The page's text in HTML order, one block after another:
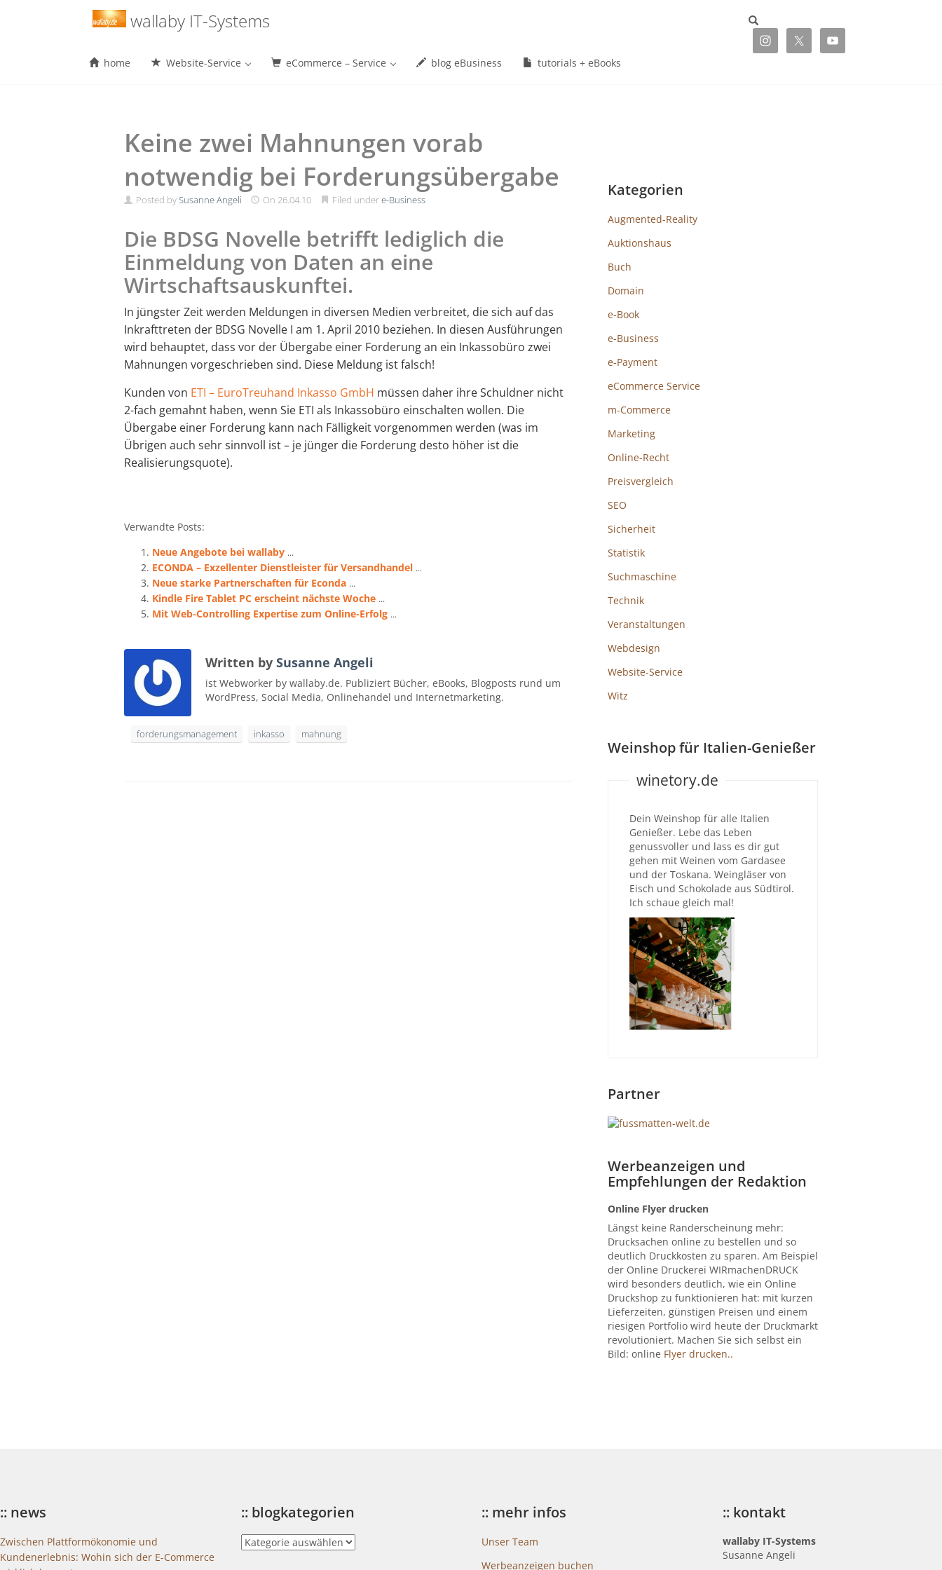
wallaby IT-Systems
Menu
home Website-Service eCommerce – Service blog eBusiness tutorials + eBooks
Keine zwei Mahnungen vorab
notwendig bei Forderungsübergabe
Posted bySusanne Angeli On 26.04.10 Filed undere-Business
Die BDSG Novelle betrifft lediglich die
Einmeldung von Daten an eine
Wirtschaftsauskunftei.
In jüngster Zeit werden Meldungen in diversen Medien verbreitet, die sich auf das
Inkrafttreten der BDSG Novelle I am 1. April 2010 beziehen. In diesen Ausführungen
wird behauptet, dass vor der Übergabe einer Forderung an ein Inkassobüro zwei
Mahnungen vorgeschrieben sind. Diese Meldung ist falsch!
Kunden von ETI – EuroTreuhand Inkasso GmbH müssen daher ihre Schuldner nicht
2-fach gemahnt haben, wenn Sie ETI als Inkassobüro einschalten wollen. Die
Übergabe einer Forderung kann nach Fälligkeit vorgenommen werden (was im
Übrigen auch sehr sinnvoll ist – je jünger die Forderung desto höher ist die
Realisierungsquote).
Verwandte Posts:
Neue Angebote bei wallaby ...
ECONDA – Exzellenter Dienstleister für Versandhandel ...
Neue starke Partnerschaften für Econda ...
Kindle Fire Tablet PC erscheint nächste Woche ...
Mit Web-Controlling Expertise zum Online-Erfolg ...
Written by Susanne Angeli
ist Webworker by wallaby.de. Publiziert Bücher, eBooks, Blogposts rund um
WordPress, Social Media, Onlinehandel und Internetmarketing.
forderungsmanagement inkasso mahnung
Kategorien
Augmented-Reality
Auktionshaus
Buch
Domain
e-Book
e-Business
e-Payment
eCommerce Service
m-Commerce
Marketing
Online-Recht
Preisvergleich
SEO
Sicherheit
Statistik
Suchmaschine
Technik
Veranstaltungen
Webdesign
Website-Service
Witz
Weinshop für Italien-Genießer
winetory.de
Dein Weinshop für alle Italien
Genießer. Lebe das Leben
genussvoller und lass es dir gut
gehen mit Weinen vom Gardasee
und der Toskana. Weingläser von
Eisch und Schokolade aus Südtirol.
Ich schaue gleich mal!
Partner
Werbeanzeigen und
Empfehlungen der Redaktion
Online Flyer drucken
Längst keine Randerscheinung mehr:
Drucksachen online zu bestellen und so
deutlich Druckkosten zu sparen. Am Beispiel
der Online Druckerei WIRmachenDRUCK
wird besonders deutlich, wie ein Online
Druckshop zu funktionieren hat: mit kurzen
Lieferzeiten, günstigen Preisen und einem
riesigen Portfolio wird heute der Druckmarkt
revolutioniert. Machen Sie sich selbst ein
Bild: online Flyer drucken..
:: news
Zwischen Plattformökonomie und
Kundenerlebnis: Wohin sich der E-Commerce
:: blogkategorien
::
blogkategorien
:: mehr infos
Unser Team
Werbeanzeigen buchen
:: kontakt
wallaby IT-Systems
Susanne Angeli